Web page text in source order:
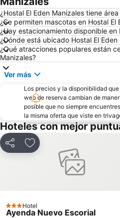
Aeropuerto de La Nubia
Carnaval del Diablo
Jardín Botánico de la Universidad de Caldas
Iglesia de la Inmaculada Concepción
Catedral de Nuestra Señora de la Pobreza
¿Hostal El Eden Manizales tiene
¿Se permiten mascotas en Hostal El
¿Hay estacionamiento disponible en
¿Dónde está ubicado Hostal El Eden
¿Qué atracciones populares están
Manizales?
Ver más
Los precios y la disponibilidad
web de reserva cambian de
posible que no siempre
la misma oferta que viste en
Hoteles con mejor
CompartirAgregar a favoritos
3 Estrellas
Hotel
Ayenda Nuevo Escorial